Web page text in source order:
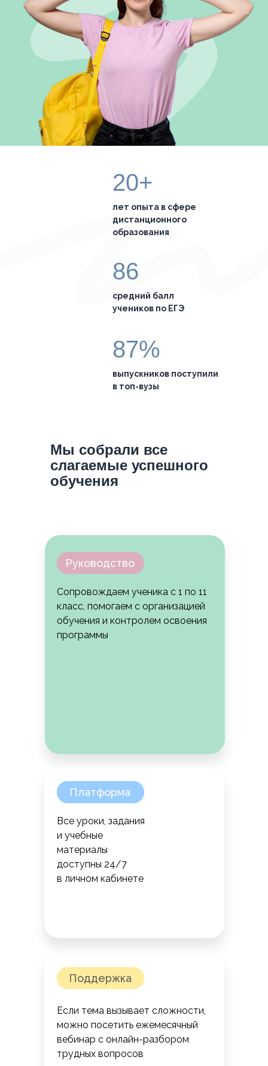
выпускников поступили
в топ-вузы
87%
средний балл
учеников по ЕГЭ
86
лет опыта в сфере
дистанционного
образования
20+
Мы собрали все
слагаемые успешного
обучения
Сопровождаем ученика с 1 по 11
класс, помогаем с организацией
обучения и контролем освоения
программы
Все уроки, задания
и учебные
материалы
доступны 24/7
в личном кабинете
Если тема вызывает сложности,
можно посетить ежемесячный
вебинар с онлайн-разбором
трудных вопросов
Поддержка
Платформа
Руководство